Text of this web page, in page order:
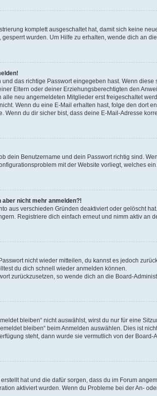
komplett ausgeschaltet hat, damit sich keine
wurden. Um Hilfe zu erhalten, wende dich an
das richtige Passwort eingegeben hast. Wenn
Eltern oder deiner Erziehungsberechtigten den
neu angemeldeten Mitglieder erst freigeschaltet
Wenn du eine E-Mail erhalten hast, folge den dort
Wenn du dir sicher bist, dass deine E-Mail-Adresse
dein Benutzername und dein Passwort richtig sind.
mit der Website vorliegt, welches
nicht mehr anmelden?!
aus verschieden Gründen deaktiviert oder gelöscht
Registriere dich einfach erneut und nimm aktiv an
nicht wieder mitteilen, du kannst es jedoch
du dich schnell wieder anmelden können.
zurückzusetzen, so wende dich an die Board-
bleiben“ nicht auswählst, wirst du nur für eine
bleiben“ beim Anmelden auswählen. Dies ist
steht, dann wurde sie vermutlich von der
hat und die dafür sorgen, dass du im Forum
aktiviert wurden. Wenn du Probleme bei der An-